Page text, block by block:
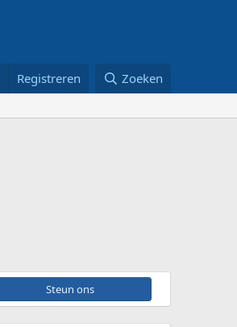
Registreren Zoeken
Steun ons